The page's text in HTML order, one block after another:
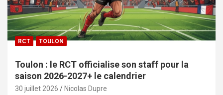
RCT TOULON
Toulon : le RCT officialise son staff pour la
saison 2026-2027+ le calendrier
30 juillet 2026 Nicolas Dupre